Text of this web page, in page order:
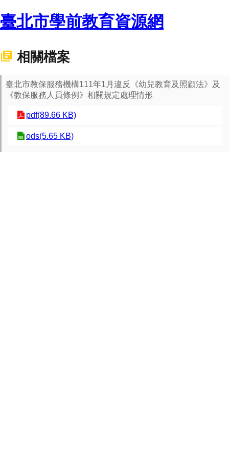
臺北市學前教育資源網
相關檔案
臺北市教保服務機構111年1月違反《幼兒教育及照顧法》及
《教保服務人員條例》相關規定處理情形
pdf(89.66 KB)
ods(5.65 KB)